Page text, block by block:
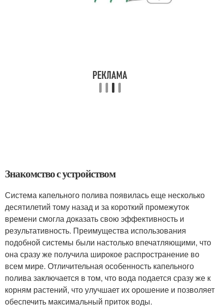
Знакомство с устройством
Система капельного полива появилась еще несколько
десятилетий тому назад и за короткий промежуток
времени смогла доказать свою эффективность и
результативность. Преимущества использования
подобной системы были настолько впечатляющими, что
она сразу же получила широкое распространение во
всем мире. Отличительная особенность капельного
полива заключается в том, что вода подается сразу же к
корням растений, что улучшает их орошение и позволяет
обеспечить максимальный приток воды.